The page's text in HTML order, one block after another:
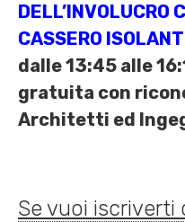
DELL’INVOLUCRO
CASSERO
dalle 13:45 alle
gratuita con
Architetti ed
Se vuoi iscriverti